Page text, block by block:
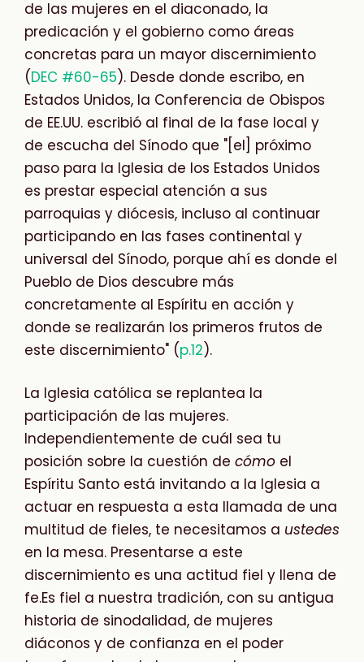
de las mujeres en el diaconado, la
predicación y el gobierno como áreas
concretas para un mayor discernimiento
(DEC #60-65). Desde donde escribo, en
Estados Unidos, la Conferencia de Obispos
de EE.UU. escribió al final de la fase local y
de escucha del Sínodo que "[el] próximo
paso para la Iglesia de los Estados Unidos
es prestar especial atención a sus
parroquias y diócesis, incluso al continuar
participando en las fases continental y
universal del Sínodo, porque ahí es donde el
Pueblo de Dios descubre más
concretamente al Espíritu en acción y
donde se realizarán los primeros frutos de
este discernimiento" (p.12).
La Iglesia católica se replantea la
participación de las mujeres.
Independientemente de cuál sea tu
posición sobre la cuestión de cómo el
Espíritu Santo está invitando a la Iglesia a
actuar en respuesta a esta llamada de una
multitud de fieles, te necesitamos a ustedes
en la mesa. Presentarse a este
discernimiento es una actitud fiel y llena de
fe.Es fiel a nuestra tradición, con su antigua
historia de sinodalidad, de mujeres
diáconos y de confianza en el poder